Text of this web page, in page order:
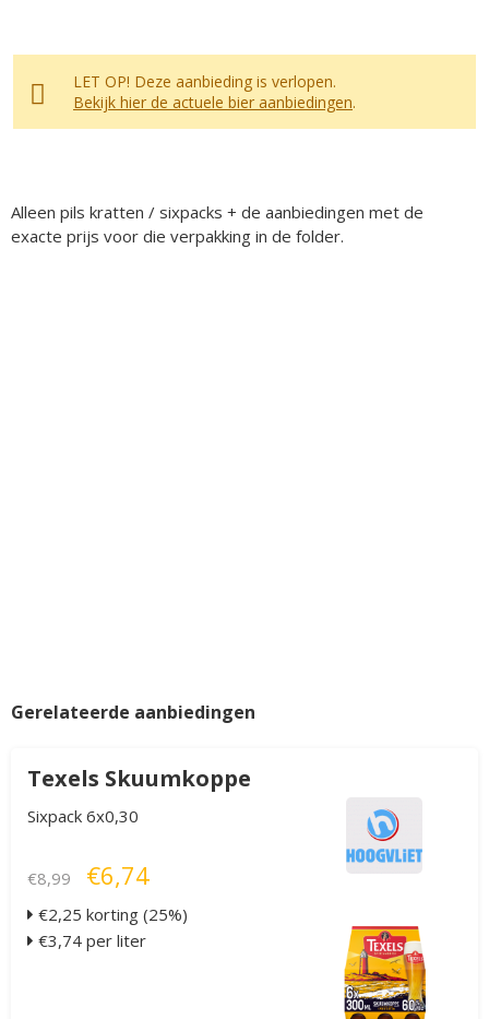
LET OP! Deze aanbieding is verlopen.
Bekijk hier de actuele bier aanbiedingen.
Alleen pils kratten / sixpacks + de aanbiedingen met de
exacte prijs voor die verpakking in de folder.
Gerelateerde aanbiedingen
Texels Skuumkoppe
Sixpack 6x0,30
€8,99 €6,74
€2,25 korting (25%)
€3,74 per liter